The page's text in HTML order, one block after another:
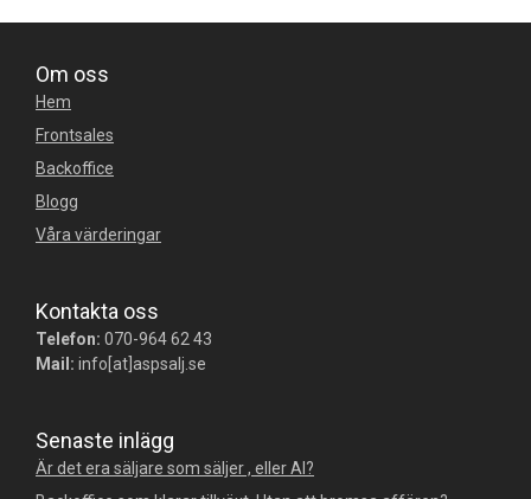
Om oss
Hem
Frontsales
Backoffice
Blogg
Våra värderingar
Kontakta oss
Telefon: 070-964 62 43
Mail: info[at]aspsalj.se
Senaste inlägg
Är det era säljare som säljer , eller AI?